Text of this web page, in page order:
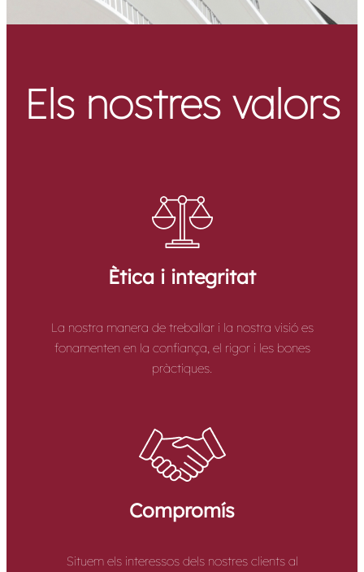
Els nostres valors
Ètica i integritat
La nostra manera de treballar i la nostra visió es
fonamenten en la confiança, el rigor i les bones
pràctiques.
Compromís
Situem els interessos dels nostres clients al